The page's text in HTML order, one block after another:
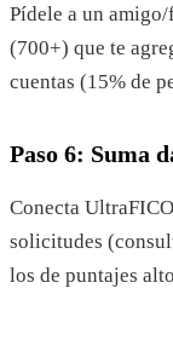
Pídele a un
(700+) que te
cuentas (15% de
Paso 6: Suma
Conecta
solicitudes
los de puntajes